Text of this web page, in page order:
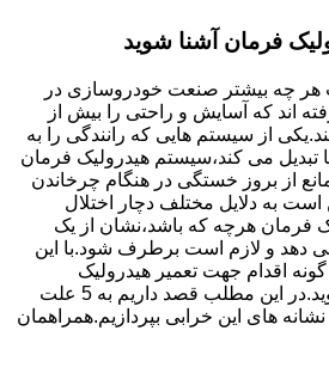
چه بیشتر صنعت خودروسازی در
اند که آسایش و راحتی را بیش از
از سیستم هایی که رانندگی را به
می کند،سیستم هیدرولیک فرمان
از بروز خستگی در هنگام چرخاندن
به دلایل مختلف دچار اختلال
فرمان هرچه که باشد،نشان از یک
دهد و لازم است برطرف شود.با این
اقدام جهت تعمیر هیدرولیک
فرمان،با این علل آشنا شوید.در این مطلب قصد داریم به 5 علت
های این خرابی بپردازیم.همراهمان